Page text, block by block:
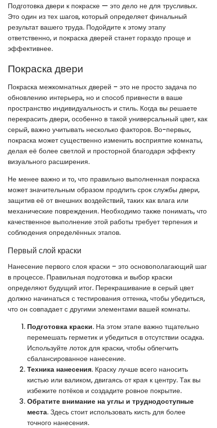
Подготовка двери к покраске — это дело не для трусливых.
Это один из тех шагов, который определяет финальный
результат вашего труда. Подойдите к этому этапу
ответственно, и покраска дверей станет гораздо проще и
эффективнее.
Покраска двери
Покраска межкомнатных дверей – это не просто задача по
обновлению интерьера, но и способ привнести в ваше
пространство индивидуальность и стиль. Когда вы решаете
перекрасить двери, особенно в такой универсальный цвет, как
серый, важно учитывать несколько факторов. Во-первых,
покраска может существенно изменить восприятие комнаты,
делая её более светлой и просторной благодаря эффекту
визуального расширения.
Не менее важно и то, что правильно выполненная покраска
может значительным образом продлить срок службы двери,
защитив её от внешних воздействий, таких как влага или
механические повреждения. Необходимо также понимать, что
качественное выполнение этой работы требует терпения и
соблюдения определённых этапов.
Первый слой краски
Нанесение первого слоя краски – это основополагающий шаг
в процессе. Правильная подготовка и выбор краски
определяют будущий итог. Перекрашивание в серый цвет
должно начинаться с тестирования оттенка, чтобы убедиться,
что он совпадает с другими элементами вашей комнаты.
Подготовка краски. На этом этапе важно тщательно
перемешать герметик и убедиться в отсутствии осадка.
Используйте лоток для краски, чтобы облегчить
сбалансированное нанесение.
Техника нанесения. Краску лучше всего наносить
кистью или валиком, двигаясь от края к центру. Так вы
избежите потёков и создадите ровное покрытие.
Обратите внимание на углы и труднодоступные
места. Здесь стоит использовать кисть для более
точного нанесения.